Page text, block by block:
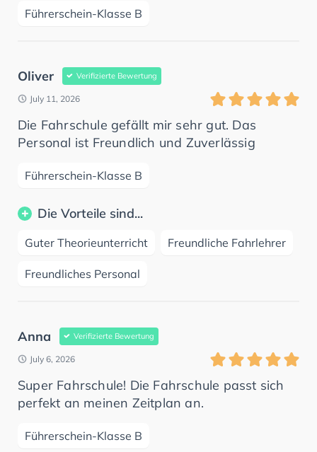
Führerschein-Klasse B
Oliver Verifizierte Bewertung
July 11, 2026
Die Fahrschule gefällt mir sehr gut. Das
Personal ist Freundlich und Zuverlässig
Führerschein-Klasse B
Die Vorteile sind...
Guter Theorieunterricht Freundliche Fahrlehrer
Freundliches Personal
Anna Verifizierte Bewertung
July 6, 2026
Super Fahrschule! Die Fahrschule passt sich
perfekt an meinen Zeitplan an.
Führerschein-Klasse B